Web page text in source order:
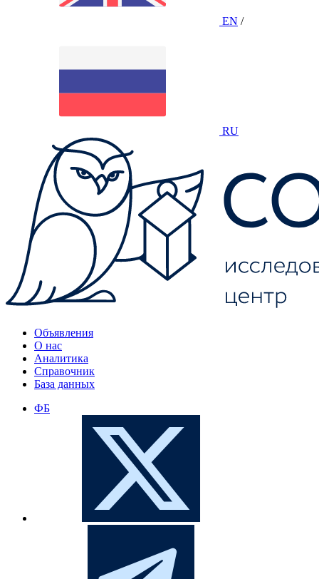
EN /
RU
Объявления
О нас
Аналитика
Справочник
База данных
ФБ